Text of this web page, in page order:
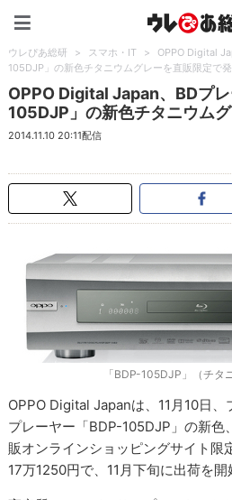
ウレぴあ総研 > スマホ・IT >
OPPO Digital
105DJP」の新色チタニウムグレーを直販限定で
OPPO Digital Japan、BDプ
105DJP」の新色チタニウム
2014.11.10 20:11配信
「BDP-105DJP」（チタ
OPPO Digital Japanは、11月10日、
プレーヤー「BDP-105DJP」の新色
販オンラインショッピングサイト限
17万1250円で、11月下旬に出荷を開